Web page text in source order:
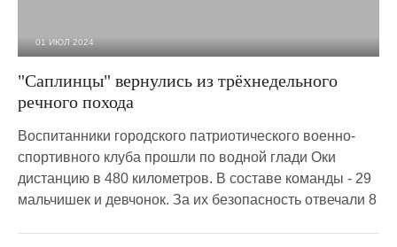
01 ИЮЛ 2024
"Саплинцы" вернулись из трёхнедельного
речного похода
Воспитанники городского патриотического военно-
спортивного клуба прошли по водной глади Оки
дистанцию в 480 километров. В составе команды - 29
мальчишек и девчонок. За их безопасность отвечали 8